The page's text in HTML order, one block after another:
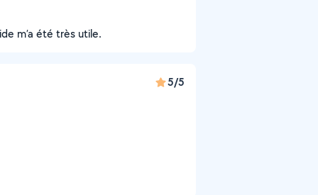
m’a été très utile.
5/5